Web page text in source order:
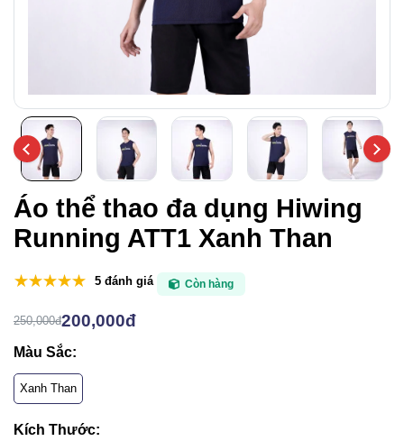
Áo thể thao đa dụng Hiwing
Running ATT1 Xanh Than
5 đánh giá Còn hàng
250,000đ200,000đ
Màu Sắc:
Xanh Than
Kích Thước: